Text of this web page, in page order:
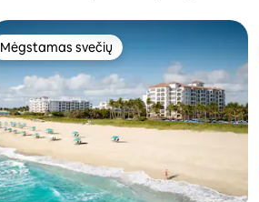
Mėgstamas svečių
Mėgstamas svečių